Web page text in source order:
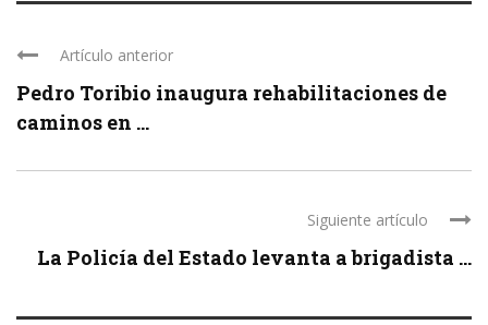
Artículo anterior
Pedro Toribio inaugura rehabilitaciones de
caminos en ...
Siguiente artículo
La Policía del Estado levanta a brigadista ...